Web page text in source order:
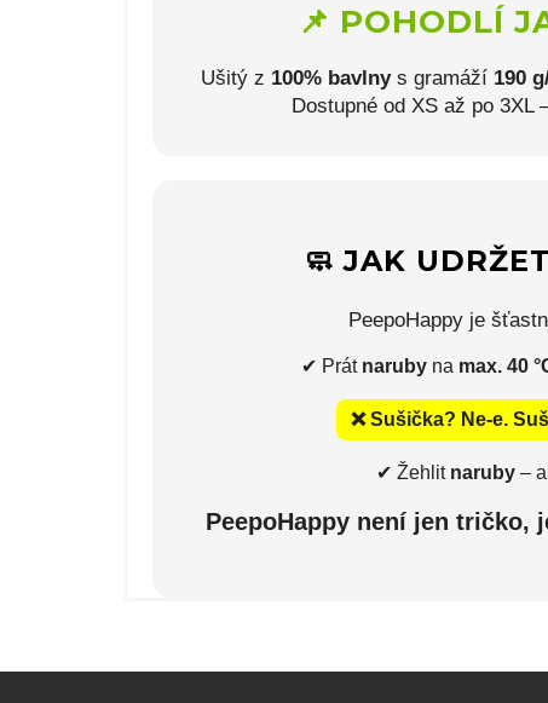
📌 POHODLÍ
Ušitý z 100% bavlnys gramáží 190
Dostupné od XS až po
🧼 JAK
PeepoHappy je
✔ Prát narubyna max. 40
❌ Sušička? Ne-e.
✔ Žehlit naruby–
PeepoHappy není jen tričko,